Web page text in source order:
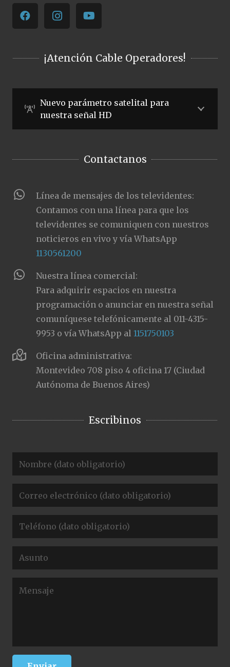
¡Atención Cable Operadores!
Nuevo parámetro satelital para
nuestra señal HD
Contactanos
Línea de mensajes de los televidentes:
Contamos con una línea para que los
televidentes se comuniquen con nuestros
noticieros en vivo y vía WhatsApp
1130561200
Nuestra línea comercial:
Para adquirir espacios en nuestra
programación o anunciar en nuestra señal
comuníquese telefónicamente al 011-4315-
9953 o vía WhatsApp al1151750103
Oficina administrativa:
Montevideo 708 piso 4 oficina 17 (Ciudad
Autónoma de Buenos Aires)
Escribinos